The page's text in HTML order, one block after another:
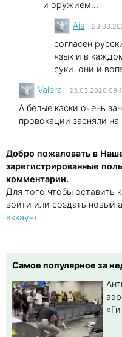
и оружием...
Ais
согласен
язык и в
суки. они и
Valera 23.03.2020
А белые каски очень
провокации засняли
Добро пожаловать в
зарегистрированные
комментарии.
Для того чтобы оставить
войти или создать новый
аккаунт
Самое популярное за